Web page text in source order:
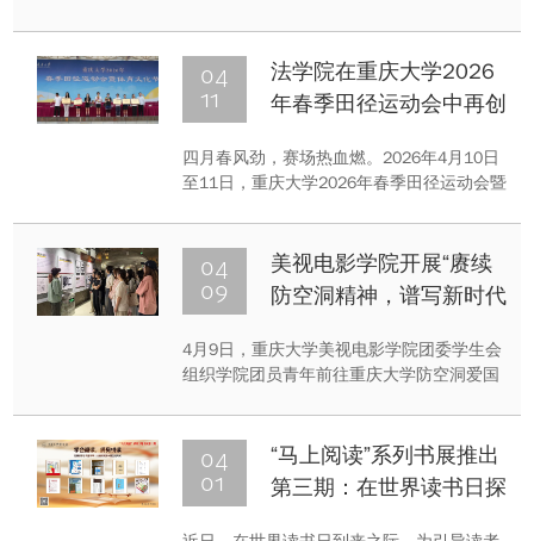
中的民生底色与青年担当专题讲座，学院研
究生党员和入党积极分子共计130余人参加
04
11
法学院在重庆大学2026
年春季田径运动会中再创
四月春风劲，赛场热血燃。2026年4月10日
至11日，重庆大学2026年春季田径运动会暨
队伍，在17个竞赛项目中奋勇争先、顽强拼
搏，最终斩获“本科生女子团体冠军”及“体育
道德风尚奖”，本科生张嘉菲表现突出，获
04
09
美视电影学院开展“赓续
防空洞精神，谱写新时代
4月9日，重庆大学美视电影学院团委学生会
组织学院团员青年前往重庆大学防空洞爱国
04
01
“马上阅读”系列书展推出
第三期：在世界读书日探